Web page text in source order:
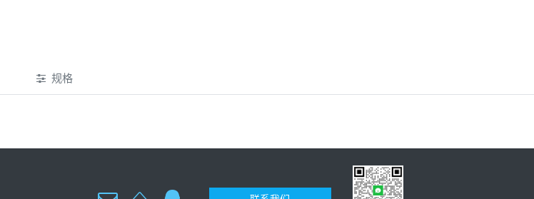
规格